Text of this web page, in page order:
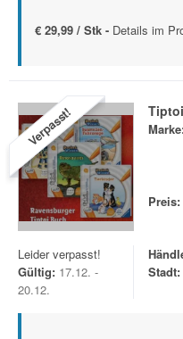
€ 29,99 / Stk - Details im
Verpasst!
Preis:
Leider verpasst!
Gültig: 17.12. -
20.12.
Stadt: